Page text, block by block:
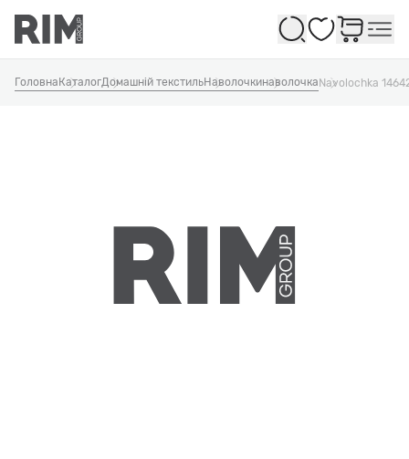
Обране
Головна КаталогДомашній текстильНаволочкинаволочкаNavolochka